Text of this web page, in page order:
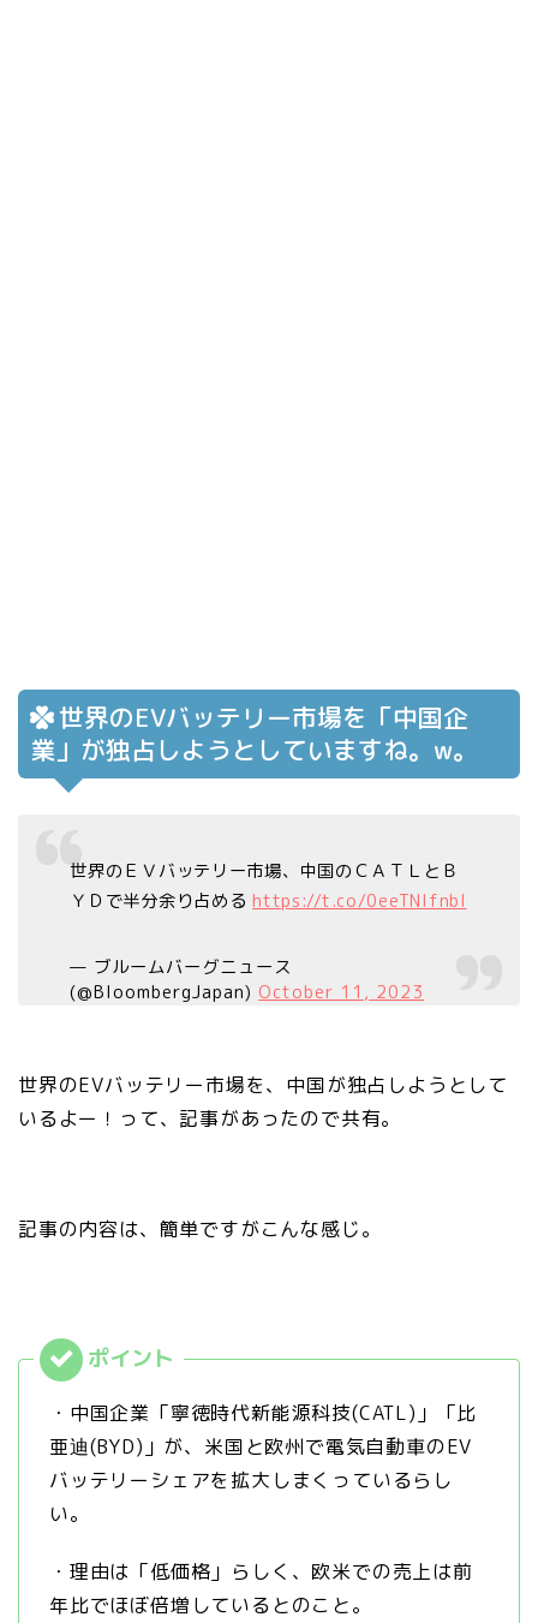
世界のEVバッテリー市場を「中国企
業」が独占しようとしていますね。w。
世界のＥＶバッテリー市場、中国のＣＡＴＬとＢ
ＹＤで半分余り占める https://t.co/0eeTNlfnbl
— ブルームバーグニュース
(@BloombergJapan) October 11, 2023
世界のEVバッテリー市場を、中国が独占しようとして
いるよー！って、記事があったので共有。
記事の内容は、簡単ですがこんな感じ。
・中国企業「寧徳時代新能源科技(CATL)」「比
亜迪(BYD)」が、米国と欧州で電気自動車のEV
バッテリーシェアを拡大しまくっているらし
い。
・理由は「低価格」らしく、欧米での売上は前
年比でほぼ倍増しているとのこと。